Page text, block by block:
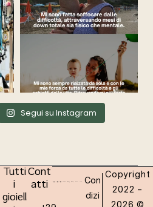
Segui su Instagram
Tutti
i
gioiell
Cont
atti
Con
dizi
Copyright
2022 –
2026 ©